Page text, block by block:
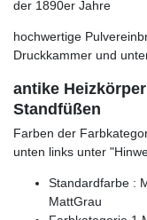
der 1890er Jahre
hochwertige
Druckkammer und
antike
Standfüßen
Farben der
unten links unter
Standardfarbe :
MattGrau